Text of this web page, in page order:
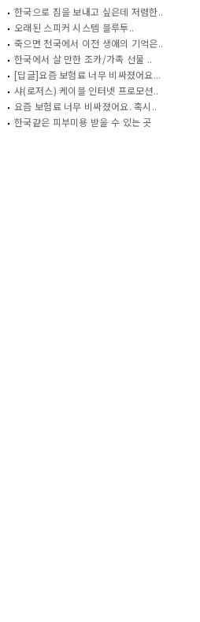
한국으로 짐을 보내고 싶은데 저렴한..
오래된 스피커 시스템 블루투..
죽으면 천국에서 이전 생애의 기억은..
한국에서 살 만한 조카/가족 선물 ..
[답글]요즘 보험료 너무 비싸졌어요...
샤(로저스) 케이블 인터넷 프로모션..
요즘 보험료 너무 비싸졌어요. 혹시..
한국같은 피부미용 받을 수 있는 곳